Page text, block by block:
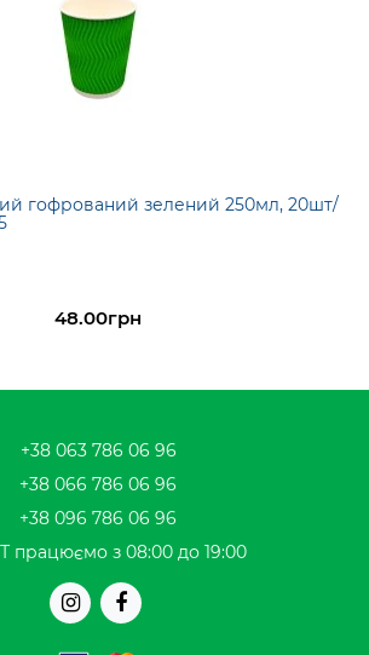
гофрований зелений 250мл, 20шт/
48.00грн
+38 063 786 06 96
+38 066 786 06 96
+38 096 786 06 96
працюємо з 08:00 до 19:00